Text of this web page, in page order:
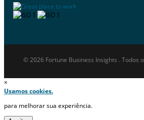
© 2026 Fortune Business Insights . Todos
×
Usamos cookies.
para melhorar sua experiência.